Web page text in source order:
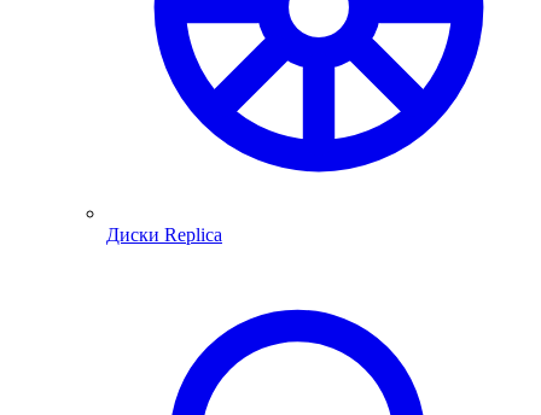
Диски Replica